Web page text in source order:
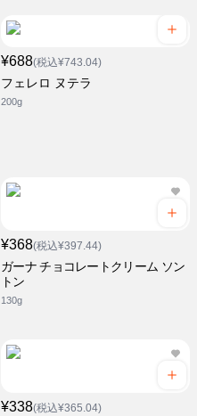
¥688(税込¥743.04)
フェレロ ヌテラ
200g
¥368(税込¥397.44)
ガーナ チョコレートクリーム ソン
トン
130g
¥338(税込¥365.04)